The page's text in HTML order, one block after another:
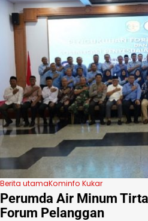
Berita utamaKominfo Kukar
Perumda Air Minum
Forum Pelanggan